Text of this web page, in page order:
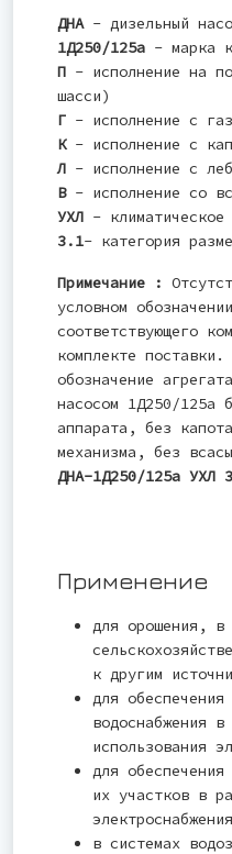
ДНА- дизельный
1Д250/125а - марка
П - исполнение на
шасси)
Г - исполнение с
К- исполнение с
Л - исполнение с
В - исполнение со
УХЛ - климатическое
3.1- категория
Примечание :
условном
соответствующего
комплекте
обозначение
насосом 1Д250/125а
аппарата, без
механизма, без
ДНА-1Д250/125а УХЛ
Применение
для орошения, в
к другим
для
водоснабжения
использования
для обеспечения
их участков в
электроснабжения
в системах